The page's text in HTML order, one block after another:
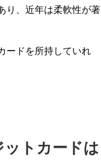
り、近年は柔軟性が著
ードを所持していれ
トカードは